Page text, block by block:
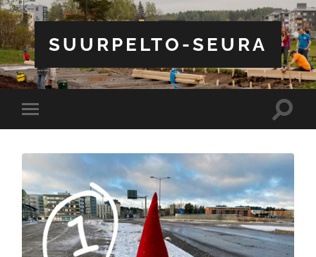
SUURPELTO-SEURA
Toggle
mobile
Toggle